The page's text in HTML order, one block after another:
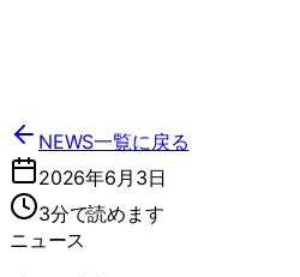
NEWS一覧に戻る
2026年6月3日
3分で読めます
ニュース